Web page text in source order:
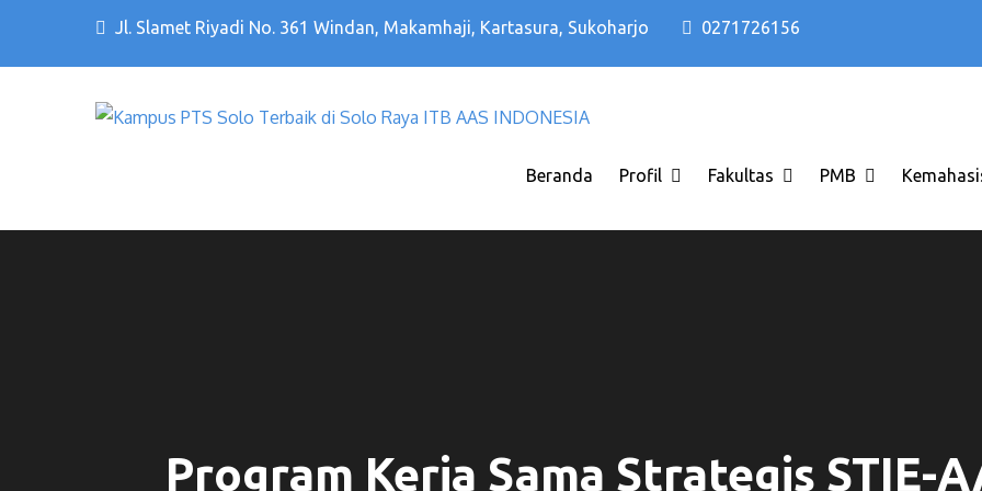
Jl. Slamet Riyadi No. 361 Windan, Makamhaji, Kartasura, Sukoharjo 0271726156
INDONESIA
Beranda Profil Fakultas PMB
Program Kerja Sama Strategis STIE-